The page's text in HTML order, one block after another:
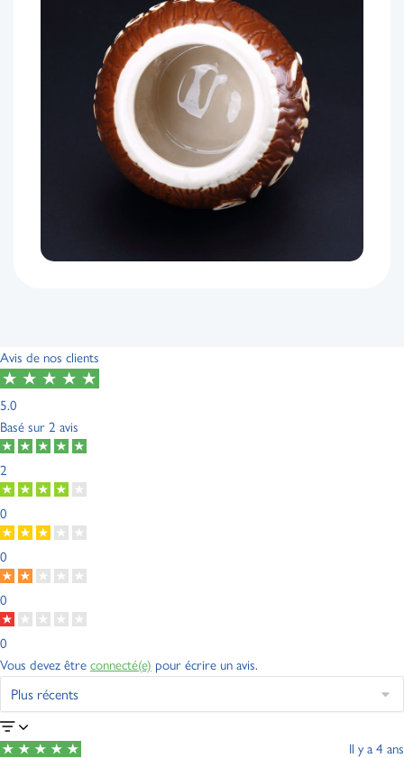
Avis de nos clients
5.0
Basé sur 2 avis
2
0
0
0
0
Vous devez être connecté(e) pour écrire un avis.
Il y a 4 ans